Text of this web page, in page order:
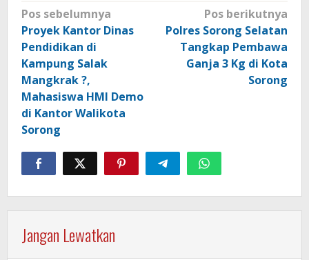
Navigasi
pos
Pos sebelumnya
Proyek Kantor Dinas
Pendidikan di
Kampung Salak
Mangkrak ?,
Mahasiswa HMI Demo
di Kantor Walikota
Sorong
Pos berikutnya
Polres Sorong Selatan
Tangkap Pembawa
Ganja 3 Kg di Kota
Sorong
Jangan Lewatkan